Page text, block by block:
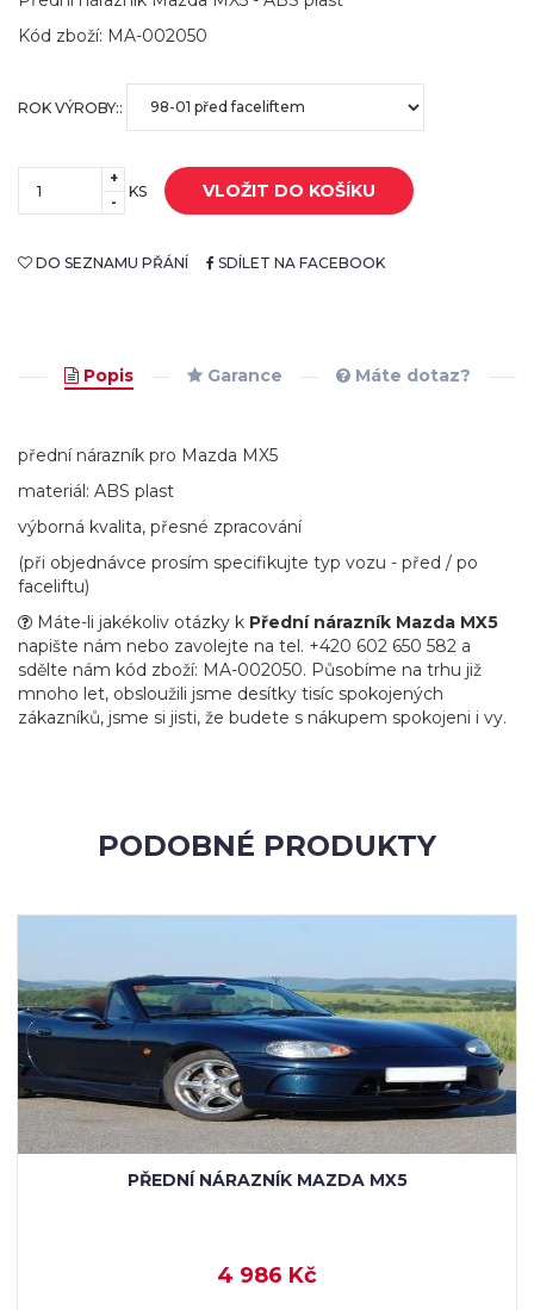
Kód zboží: MA-002050
ROK VÝROBY::
+
-
KS VLOŽIT DO KOŠÍKU
DO SEZNAMU PŘÁNÍ SDÍLET NA FACEBOOK
Popis Garance Máte dotaz?
přední nárazník pro Mazda MX5
materiál: ABS plast
výborná kvalita, přesné zpracování
(při objednávce prosím specifikujte typ vozu - před / po
faceliftu)
Máte-li jakékoliv otázky k Přední nárazník Mazda MX5
napište nám nebo zavolejte na tel. +420 602 650 582 a
sdělte nám kód zboží: MA-002050. Působíme na trhu již
mnoho let, obsloužili jsme desítky tisíc spokojených
zákazníků, jsme si jisti, že budete s nákupem spokojeni i vy.
PODOBNÉ PRODUKTY
PŘEDNÍ NÁRAZNÍK MAZDA MX5
4 986 Kč